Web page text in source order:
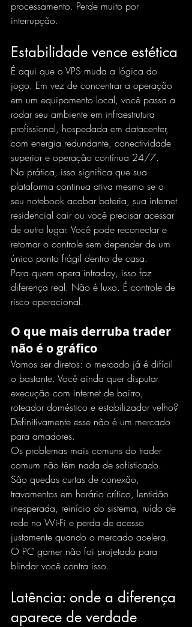
processamento. Perde muito por
interrupção.
Estabilidade vence estética
É aqui que o VPS muda a lógica do
jogo. Em vez de concentrar a operação
em um equipamento local, você passa a
rodar seu ambiente em infraestrutura
profissional, hospedada em datacenter,
com energia redundante, conectividade
superior e operação contínua 24/7.
Na prática, isso significa que sua
plataforma continua ativa mesmo se o
seu notebook acabar bateria, sua internet
residencial cair ou você precisar acessar
de outro lugar. Você pode reconectar e
retomar o controle sem depender de um
único ponto frágil dentro de casa.
Para quem opera intraday, isso faz
diferença real. Não é luxo. É controle de
risco operacional.
O que mais derruba trader
não é o gráfico
Vamos ser diretos: o mercado já é difícil
o bastante. Você ainda quer disputar
execução com internet de bairro,
roteador doméstico e estabilizador velho?
Definitivamente esse não é um mercado
para amadores.
Os problemas mais comuns do trader
comum não têm nada de sofisticado.
São quedas curtas de conexão,
travamentos em horário crítico, lentidão
inesperada, reinício do sistema, ruído de
rede no Wi-Fi e perda de acesso
justamente quando o mercado acelera.
O PC gamer não foi projetado para
blindar você contra isso.
Latência: onde a diferença
aparece de verdade